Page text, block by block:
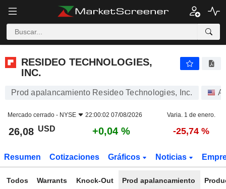
RESIDEO TECHNOLOGIES,
INC.
Prod apalancamiento Resideo Technologies, Inc.
Mercado cerrado - NYSE 22:00:02 07/08/2026 Varia. 1 de enero.
26,08 USD +0,04 % -25,74 %
Resumen Cotizaciones Gráficos Noticias
Todos Warrants Knock-Out Prod apalancamiento